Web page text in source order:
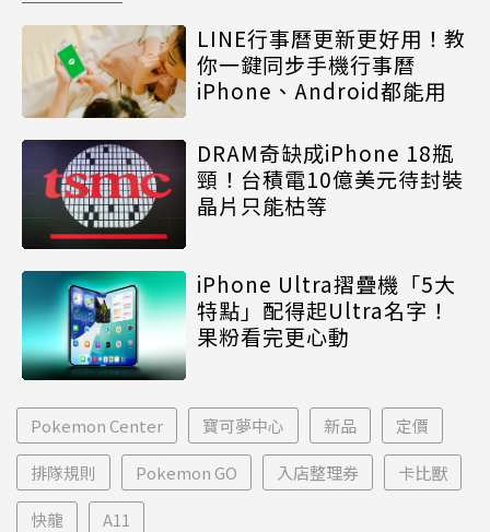
LINE行事曆更新更好用！教
你一鍵同步手機行事曆
iPhone、Android都能用
DRAM奇缺成iPhone 18瓶
頸！台積電10億美元待封裝
晶片只能枯等
iPhone Ultra摺疊機「5大
特點」配得起Ultra名字！
果粉看完更心動
Pokemon Center 寶可夢中心 新品 定價
排隊規則 Pokemon GO 入店整理券 卡比獸
快龍 A11